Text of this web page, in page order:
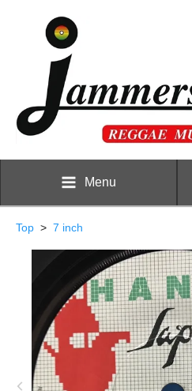
Menu
Top > 7 inch